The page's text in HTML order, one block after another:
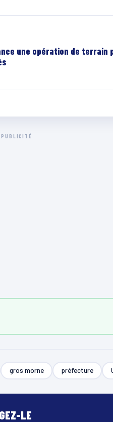
une opération de
PUBLICITÉ
gros morne préfecture
LE